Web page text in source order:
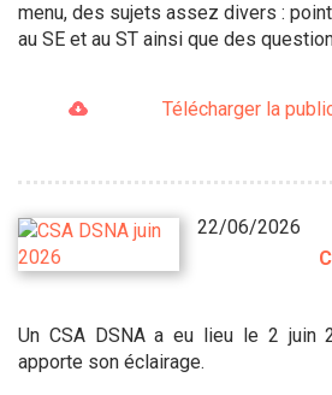
menu, des sujets assez divers :
au SE et au ST ainsi que des
Télécharger la
22/06/2026
Un CSA DSNA a eu lieu le 2 juin
apporte son éclairage.